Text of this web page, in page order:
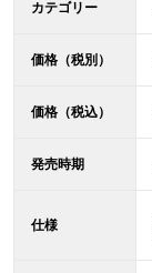
カテゴリー
価格（税別）
価格（税込）
発売時期
仕様